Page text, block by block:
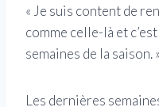
« Je suis content de
comme celle-là et
semaines de la saison. »
Les dernières